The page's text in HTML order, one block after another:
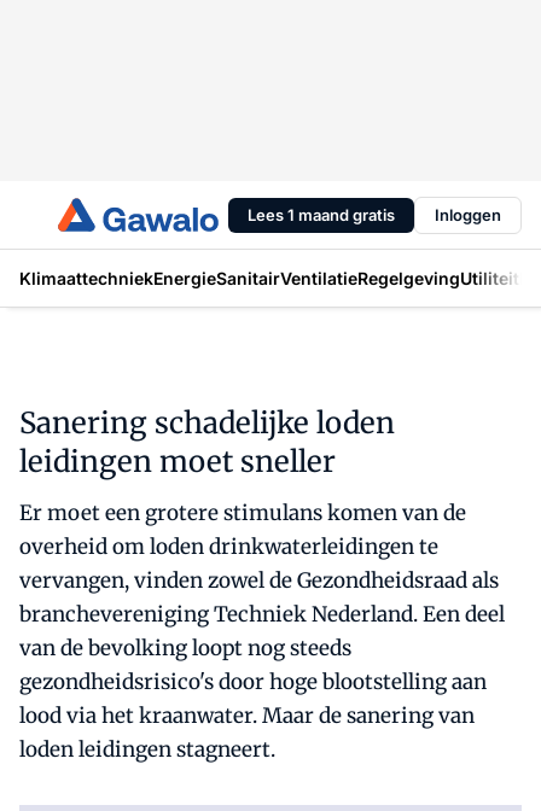
Lees 1 maand gratis Inloggen
KlimaattechniekEnergieSanitairVentilatieRegelgevingUtiliteit
Sanering schadelijke loden
leidingen moet sneller
Er moet een grotere stimulans komen van de
overheid om loden drinkwaterleidingen te
vervangen, vinden zowel de Gezondheidsraad als
branchevereniging Techniek Nederland. Een deel
van de bevolking loopt nog steeds
gezondheidsrisico's door hoge blootstelling aan
lood via het kraanwater. Maar de sanering van
loden leidingen stagneert.